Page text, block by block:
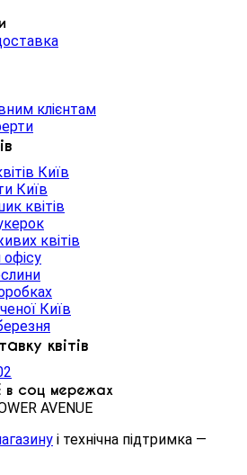
клієнтам
Київ
Київ
квітів
квітів
Київ
квітів
в соц мережах
AVENUE
і технічна підтримка —